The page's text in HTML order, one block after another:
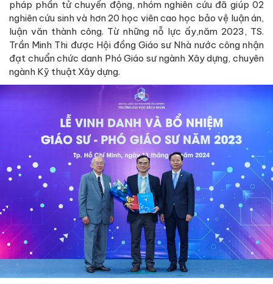
pháp phần tử chuyển động, nhóm nghiên cứu đã giúp 02
nghiên cứu sinh và hơn 20 học viên cao học bảo vệ luận án,
luận văn thành công. Từ những nỗ lực ấy,năm 2023, TS.
Trần Minh Thi được Hội đồng Giáo sư Nhà nước công nhận
đạt chuẩn chức danh Phó Giáo sư ngành Xây dựng, chuyên
ngành Kỹ thuật Xây dựng.